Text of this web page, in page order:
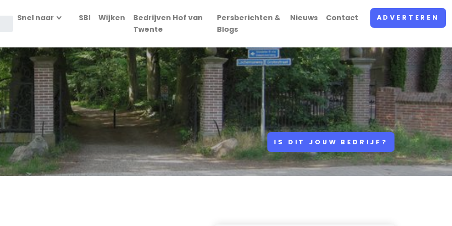
Snel naar SBI Wijken
Bedrijven Hof van
Twente
Persberichten &
Blogs
Nieuws Contact ADVERTEREN
IS DIT JOUW BEDRIJF?